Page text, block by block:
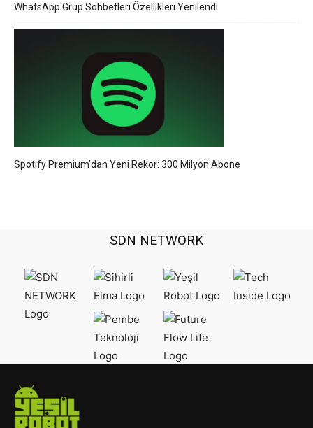
WhatsApp Grup Sohbetleri Özellikleri Yenilendi
Spotify Premium’dan Yeni Rekor: 300 Milyon Abone
SDN NETWORK